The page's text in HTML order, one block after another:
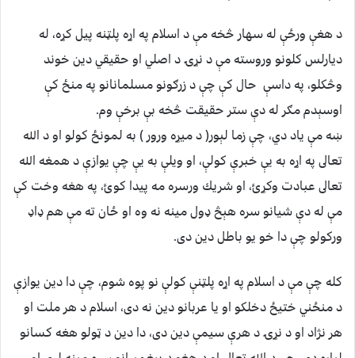
د هغې ورځې له سهار څخه مې د اسلام په اړه پلټنه پيل كړه، له
ديارلس كلونو وروسته مې د نړۍ د اصلي او حقيقي دين خوند
وڅكلو، په داسې حال كې چې د زرګونو مسلمانانو په منځ كې
اوسېدم مګر له دې ستر حقيقت څخه بې برخې وم.
ښه مې ياد دي، چې زما لېور( د ميړه ورور ) به لمونځ كولو او د الله
تعالى په اړه به يې خبرې كولې، او ويلې به يې چې يوازې د همغه الله
تعالى عبادت وكړئ، او شريك ورسره مه پيدا كوئ، په هغه وخت كې
مې له دې شيانو سره هېڅ ډول مينه نه وه او ځان ته مې هم ډاډ
وركولو چې دا خو يو باطل دين دى.
كله چې مې د اسلام په اړه پلټنې كولې نو پوه شوم، چې دا دين يوازې
د منځني ختيځ دخلكو او يا عربانو دين نه دى، اسلام د هر ملت او
هر نژاد او د نړۍ د هرې سيمې دين دى، دا دين د ټولو هغه كسانو